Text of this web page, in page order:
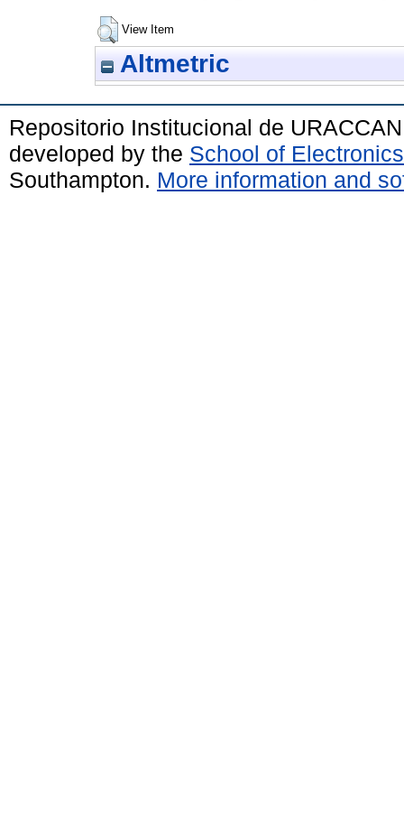
View Item
Altmetric
Repositorio Institucional de
developed by the School of
Southampton. More information and